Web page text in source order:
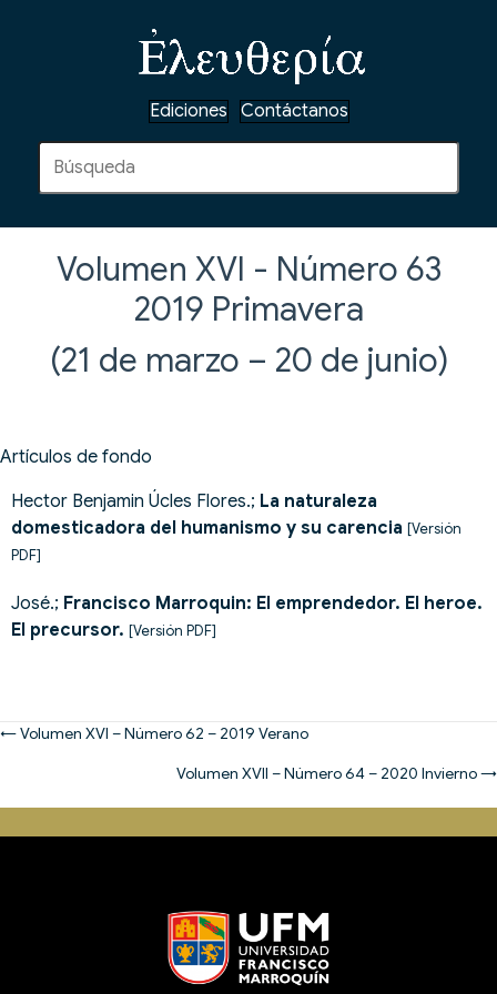
Ediciones Contáctanos
Volumen XVI - Número 63
2019 Primavera
(21 de marzo – 20 de junio)
Artículos de fondo
Hector Benjamin Úcles Flores.; La naturaleza
domesticadora del humanismo y su carencia [Versión
PDF]
José.; Francisco Marroquin: El emprendedor. El heroe.
El precursor. [Versión PDF]
Posts
← Volumen XVI – Número 62 – 2019 Verano
Volumen XVII – Número 64 – 2020 Invierno →